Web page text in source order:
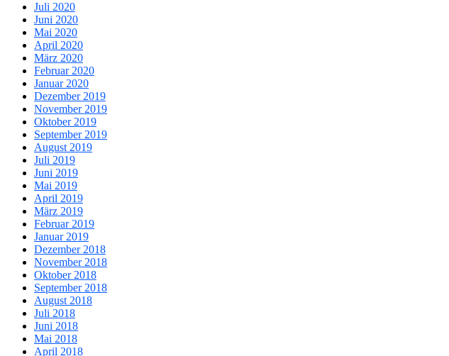
Juli 2020
Juni 2020
Mai 2020
April 2020
März 2020
Februar 2020
Januar 2020
Dezember 2019
November 2019
Oktober 2019
September 2019
August 2019
Juli 2019
Juni 2019
Mai 2019
April 2019
März 2019
Februar 2019
Januar 2019
Dezember 2018
November 2018
Oktober 2018
September 2018
August 2018
Juli 2018
Juni 2018
Mai 2018
April 2018